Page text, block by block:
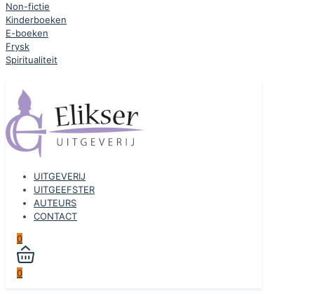
Non-fictie
Kinderboeken
E-boeken
Frysk
Spiritualiteit
UITGEVERIJ
UITGEEFSTER
AUTEURS
CONTACT
0
0